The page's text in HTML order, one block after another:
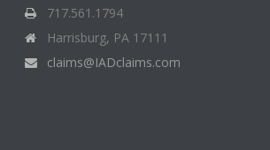
717.561.1794
Harrisburg, PA 17111
claims@IADclaims.com